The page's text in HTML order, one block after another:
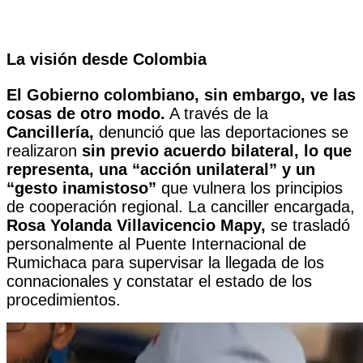
La visión desde Colombia
El Gobierno colombiano, sin embargo, ve las
cosas de otro modo. A través de la
Cancillería, denunció que las deportaciones se
realizaron sin previo acuerdo bilateral, lo que
representa, una “acción unilateral” y un
“gesto inamistoso” que vulnera los principios
de cooperación regional. La canciller encargada,
Rosa Yolanda Villavicencio Mapy, se trasladó
personalmente al Puente Internacional de
Rumichaca para supervisar la llegada de los
connacionales y constatar el estado de los
procedimientos.